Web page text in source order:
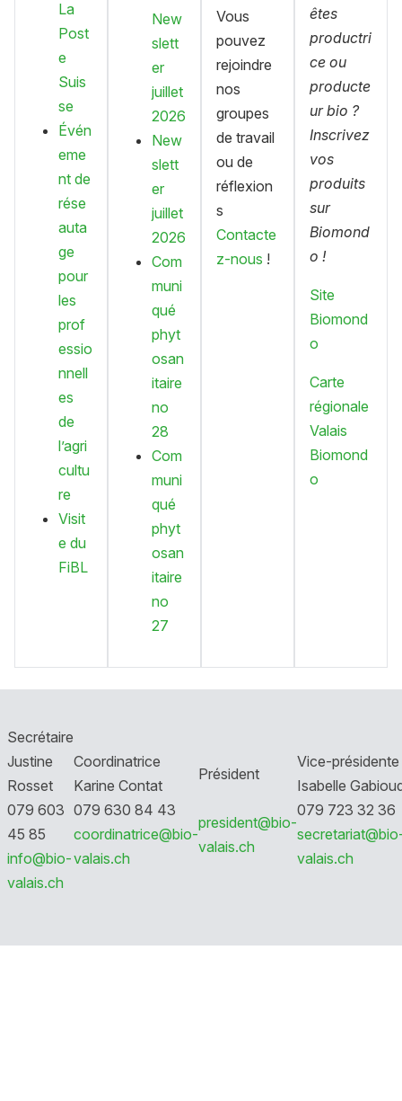
La
Post
e
Suis
se
Évén
eme
nt de
rése
auta
ge
pour
les
prof
essio
nnell
es
de
l’agri
cultu
re
Visit
e du
FiBL
New
slett
er
juillet
2026
New
slett
er
juillet
2026
Com
muni
qué
phyt
osan
itaire
no
28
Com
muni
qué
phyt
osan
itaire
no
27
Vous
pouvez
rejoindre
nos
groupes
de travail
ou de
réflexion
s
Contacte
z-nous !
êtes
productri
ce ou
producte
ur bio ?
Inscrivez
vos
produits
sur
Biomond
o !
Site
Biomond
o
Carte
régionale
Valais
Biomond
o
Secrétaire
Justine
Rosset
079 603
45 85
info@bio-
valais.ch
Coordinatrice
Karine Contat
079 630 84 43
coordinatrice@bio-
valais.ch
Président
president@bio-
valais.ch
Vice-présidente
Isabelle
079 723 32 36
valais.ch